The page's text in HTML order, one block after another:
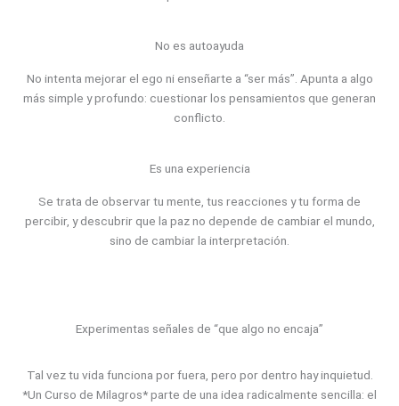
No es autoayuda
No intenta mejorar el ego ni enseñarte a “ser más”. Apunta a algo
más simple y profundo: cuestionar los pensamientos que generan
conflicto.
Es una experiencia
Se trata de observar tu mente, tus reacciones y tu forma de
percibir, y descubrir que la paz no depende de cambiar el mundo,
sino de cambiar la interpretación.
Experimentas señales de “que algo no encaja”
Tal vez tu vida funciona por fuera, pero por dentro hay inquietud.
*Un Curso de Milagros* parte de una idea radicalmente sencilla: el